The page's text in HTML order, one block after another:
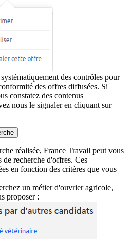
des contrôles pour
des offres diffusées. Si
constatez des contenus
nous le signaler en cliquant sur
réalisée, France Travail peut vous
de recherche d'offres. Ces
en fonction des critères que vous
un métier d'ouvrier agricole,
proposer :